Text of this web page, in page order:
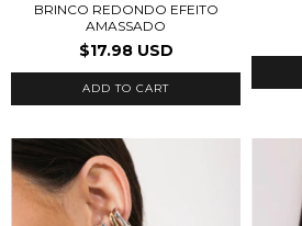
BRINCO REDONDO EFEITO
AMASSADO
$17.98 USD
ADD TO CART